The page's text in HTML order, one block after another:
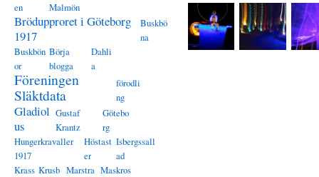
en
Malmön
Brödupproret i Göteborg
1917
Buskbö
na
Buskbön
or
Börja
blogga
Dahli
a
Föreningen
Släktdata
förodli
ng
Gladiol
us
Gustaf
Krantz
Götebo
rg
Hungerkravaller
1917
Höstast
er
Isbergssall
ad
Krass Krusb Marstra Maskros